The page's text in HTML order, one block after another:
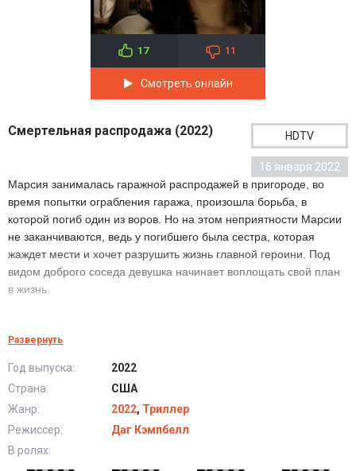
17 11
Смотреть онлайн
Смертельная распродажа (2022) HDTV
16 января 2022
Марсия занималась гаражной распродажей в пригороде, во
время попытки ограбления гаража, произошла борьба, в
которой погиб один из воров. Но на этом неприятности Марсии
не заканчиваются, ведь у погибшего была сестра, которая
жаждет мести и хочет разрушить жизнь главной героини. Под
видом доброго соседа девушка начинает воплощать свой план
в жизнь.
Смертельная распродажа (2022) в хорошем
Развернуть
Год выпуска:
2022
Страна:
США
Жанр:
2022, Триллер
Режиссер:
Даг Кэмпбелл
В ролях: